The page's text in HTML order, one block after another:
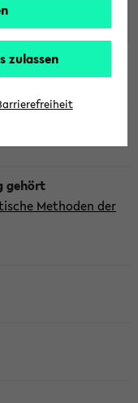
Methoden der
zulassen